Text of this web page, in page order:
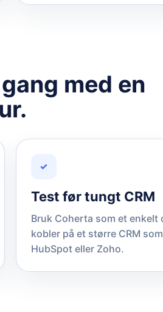
med en
✓
Test før tungt CRM
Bruk Coherta som et enkelt
kobler på et større CRM
HubSpot eller Zoho.